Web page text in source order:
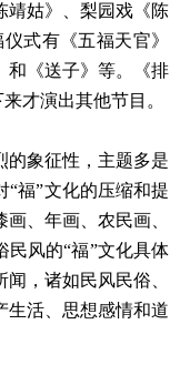
靖姑》、梨园戏《陈
式有《五福天官》
和《送子》等。《排
才演出其他节目。
的象征性，主题多是
“福”文化的压缩和提
、年画、农民画、
民风的“福”文化具体
，诸如民风民俗、
生活、思想感情和道